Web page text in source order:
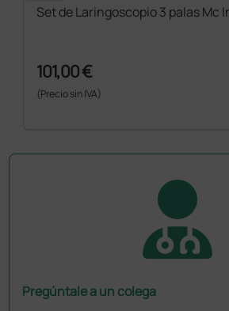
Set de Laringoscopio 3 palas Mc
101,00 €
(Precio sin IVA)
Pregúntale a un colega